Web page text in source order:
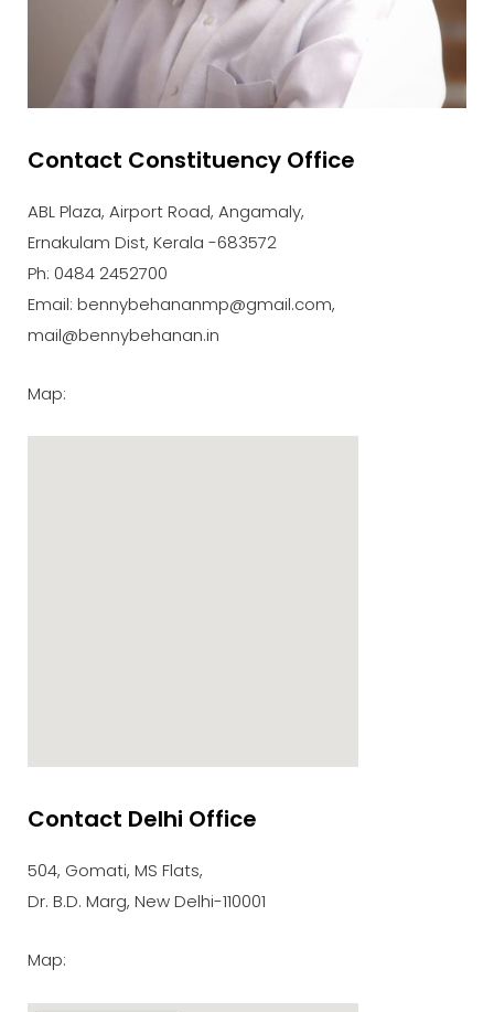
Contact Constituency Office
ABL Plaza, Airport Road, Angamaly,
Ernakulam Dist, Kerala -683572
Ph: 0484 2452700
Email: bennybehananmp@gmail.com,
mail@bennybehanan.in
Map:
Contact Delhi Office
504, Gomati, MS Flats,
Dr. B.D. Marg, New Delhi-110001
Map: